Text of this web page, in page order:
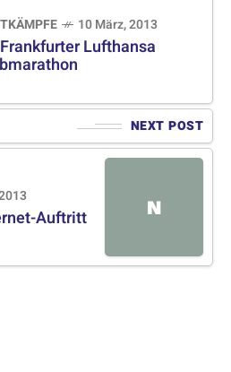
10 März, 2013
Lufthansa
NEXT POST
N
Auftritt